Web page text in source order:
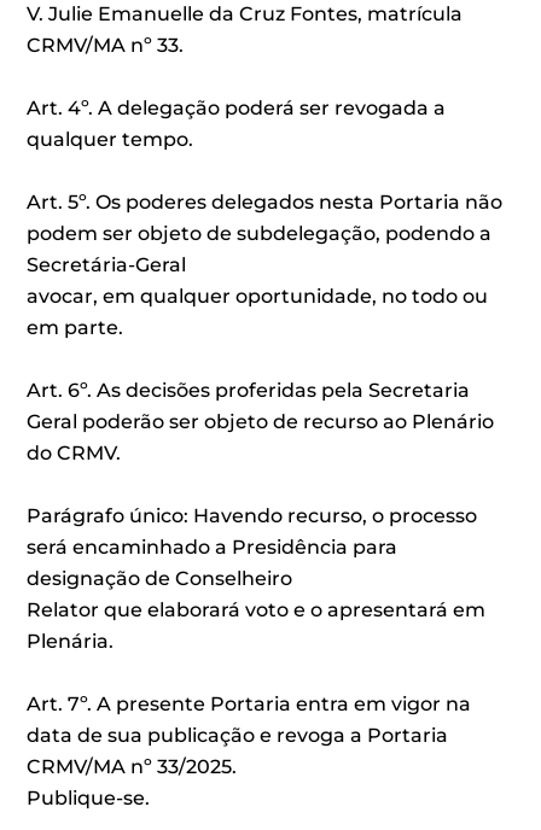
V. Julie Emanuelle da Cruz Fontes, matrícula
CRMV/MA nº 33.
Art. 4º. A delegação poderá ser revogada a
qualquer tempo.
Art. 5º. Os poderes delegados nesta Portaria não
podem ser objeto de subdelegação, podendo a
Secretária-Geral
avocar, em qualquer oportunidade, no todo ou
em parte.
Art. 6º. As decisões proferidas pela Secretaria
Geral poderão ser objeto de recurso ao Plenário
do CRMV.
Parágrafo único: Havendo recurso, o processo
será encaminhado a Presidência para
designação de Conselheiro
Relator que elaborará voto e o apresentará em
Plenária.
Art. 7º. A presente Portaria entra em vigor na
data de sua publicação e revoga a Portaria
CRMV/MA nº 33/2025.
Publique-se.